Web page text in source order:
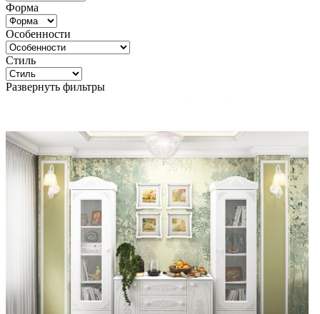
Форма
Особенности
Стиль
Развернуть фильтры